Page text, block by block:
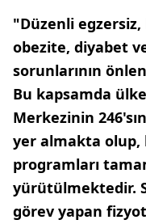
"Düzenli
obezite, diyabet
sorunlarının
Bu kapsamda
Merkezinin
yer almakta olup,
programları
yürütülmektedir.
görev yapan